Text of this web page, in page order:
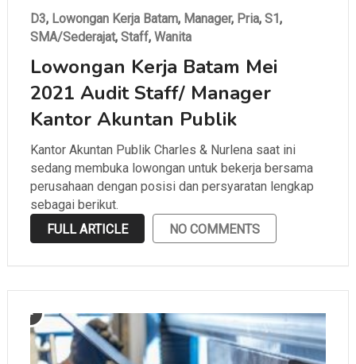
D3, Lowongan Kerja Batam, Manager, Pria, S1,
SMA/Sederajat, Staff, Wanita
Lowongan Kerja Batam Mei
2021 Audit Staff/ Manager
Kantor Akuntan Publik
Kantor Akuntan Publik Charles & Nurlena saat ini
sedang membuka lowongan untuk bekerja bersama
perusahaan dengan posisi dan persyaratan lengkap
sebagai berikut.
FULL ARTICLE
NO COMMENTS